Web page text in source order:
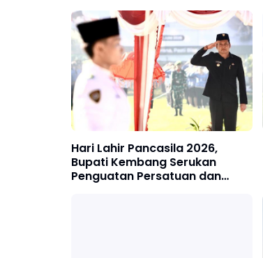
Hari Lahir Pancasila 2026,
Bupati Kembang Serukan
Penguatan Persatuan dan